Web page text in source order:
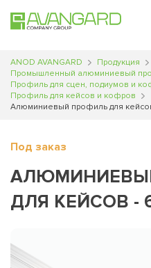
ANOD AVANGARD
Продукция
Промышленный алюминиевый
Профиль для сцен, подиумов и
Профиль для кейсов и кофров
Алюминиевый профиль для
Под заказ
ДЛЯ КЕЙСОВ -